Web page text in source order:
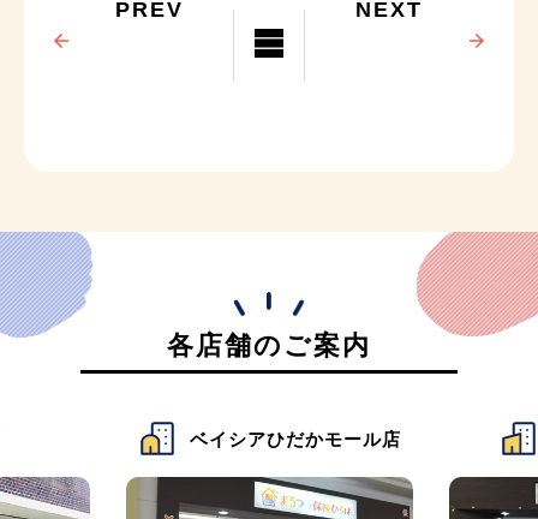
PREV NEXT
各店舗のご案内
ベイシアひだかモール店